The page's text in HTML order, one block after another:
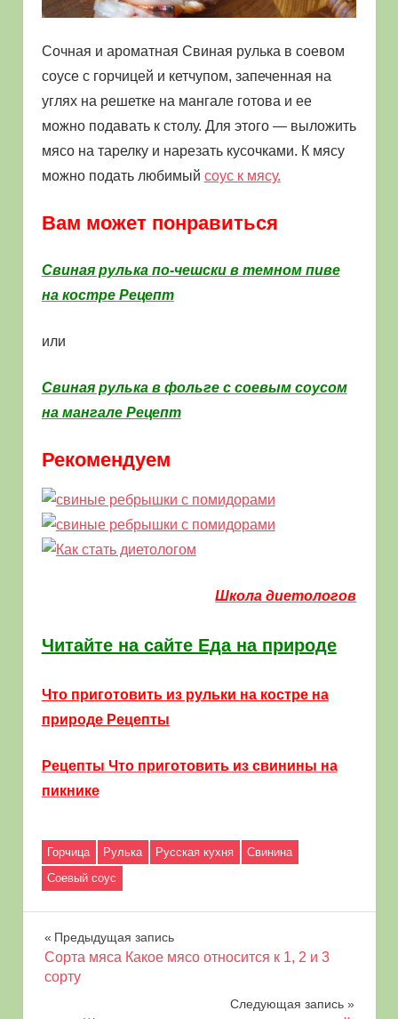
Сочная и ароматная Свиная рулька в соевом
соусе с горчицей и кетчупом, запеченная на
углях на решетке на мангале готова и ее
можно подавать к столу. Для этого — выложить
мясо на тарелку и нарезать кусочками. К мясу
можно подать любимый соус к мясу.
Вам может понравиться
Свиная рулька по-чешски в темном пиве
на костре Рецепт
или
Свиная рулька в фольге с соевым соусом
на мангале Рецепт
Рекомендуем
Школа диетологов
Читайте на сайте Еда на природе
Что приготовить из рульки на костре на
природе Рецепты
Рецепты Что приготовить из свинины на
пикнике
Горчица Рулька Русская кухня
Свинина
Соевый соус
Навигация
по
записям
Предыдущая запись
Сорта мяса Какое мясо относится к 1, 2 и 3
сорту
Следующая запись